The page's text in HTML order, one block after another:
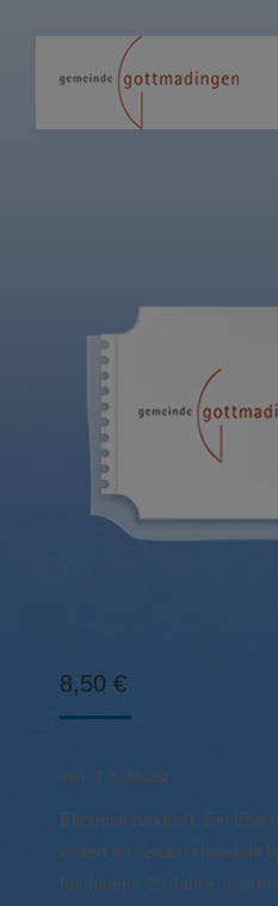
8,50 €
inkl. 7 % MwSt.
Elternteil-Kind(er): Ein
einem im selben Haushalt
höchstens 25 Jahre, in